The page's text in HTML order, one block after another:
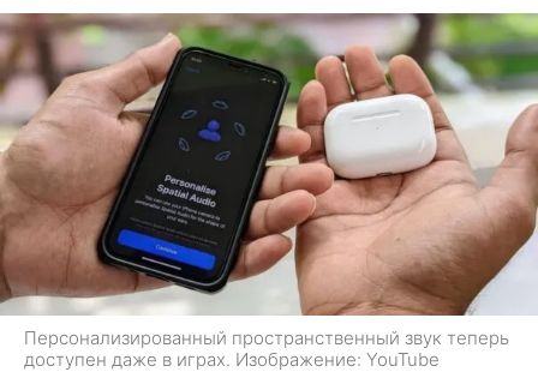
Персонализированный пространственный звук теперь
доступен даже в играх. Изображение: YouTube